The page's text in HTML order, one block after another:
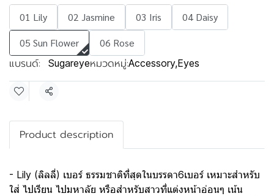
01 Lily 02 Jasmine 03 Iris
04 Daisy
05 Sun Flower
06 Rose
แบรนด์: Sugareyeหมวดหมู่:Accessory,Eyes
แชร์
Product description
- Lily (ลิลลี่) เบอร์ ธรรมชาติที่สุดในบรรดา6เบอร์ เหมาะสำหรับ
ใส่ ไปเรียน ไปมหาลัย หรือสำหรับสาวที่แต่งหน้าอ่อนๆ เน้น